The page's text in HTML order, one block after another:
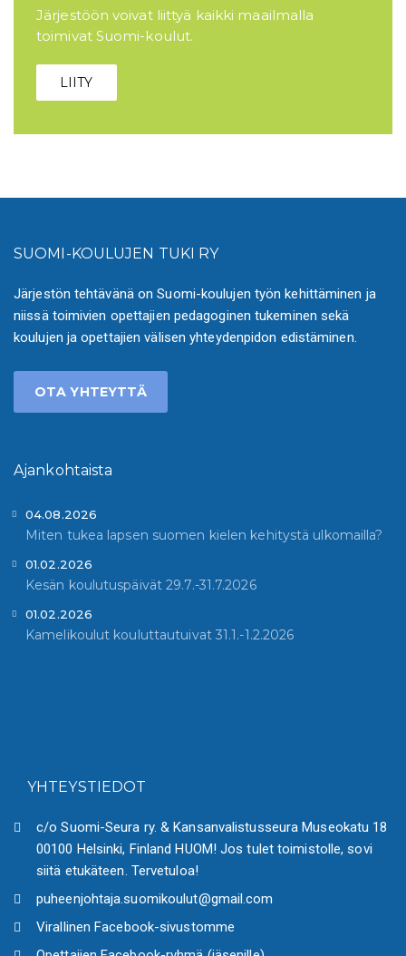
Järjestöön voivat liittyä kaikki maailmalla
toimivat Suomi-koulut.
LIITY
SUOMI-KOULUJEN TUKI RY
Järjestön tehtävänä on Suomi-koulujen työn kehittäminen ja
niissä toimivien opettajien pedagoginen tukeminen sekä
koulujen ja opettajien välisen yhteydenpidon edistäminen.
OTA YHTEYTTÄ
Ajankohtaista
04.08.2026
Miten tukea lapsen suomen kielen kehitystä ulkomailla?
01.02.2026
Kesän koulutuspäivät 29.7.-31.7.2026
01.02.2026
Kamelikoulut kouluttautuivat 31.1.-1.2.2026
YHTEYSTIEDOT
c/o Suomi-Seura ry. & Kansanvalistusseura Museokatu 18
00100 Helsinki, Finland HUOM! Jos tulet toimistolle, sovi
siitä etukäteen. Tervetuloa!
puheenjohtaja.suomikoulut@gmail.com
Virallinen Facebook-sivustomme